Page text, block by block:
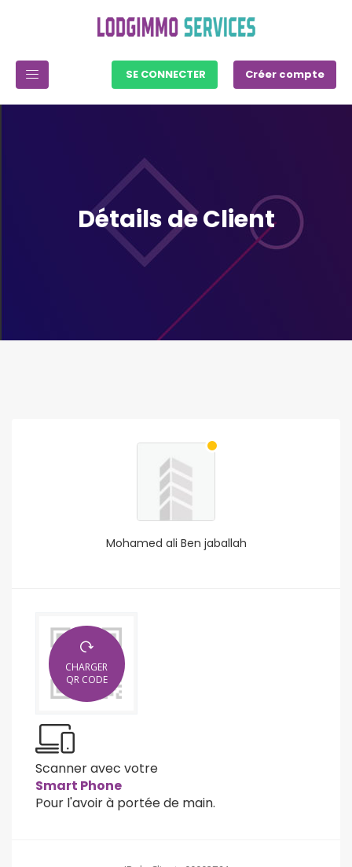
SE CONNECTER Créer compte
Détails de Client
Mohamed ali Ben jaballah
CHARGER
QR CODE
Scanner avec votre
Smart Phone
Pour l'avoir à portée de main.